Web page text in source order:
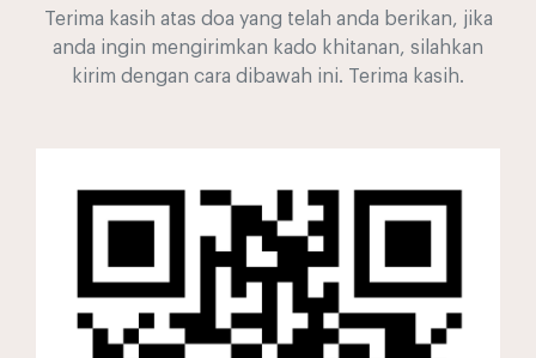
Terima kasih atas doa yang telah anda berikan, jika
anda ingin mengirimkan kado khitanan, silahkan
kirim dengan cara dibawah ini. Terima kasih.